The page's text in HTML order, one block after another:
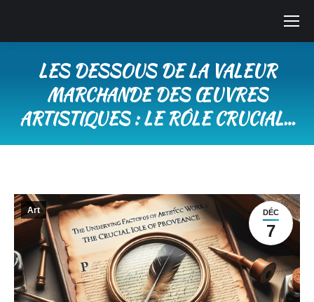
LES DESSOUS DE LA VALEUR
MARCHANDE DES ŒUVRES
ARTISTIQUES : LE RÔLE CRUCIAL…
DÉC
7
Art